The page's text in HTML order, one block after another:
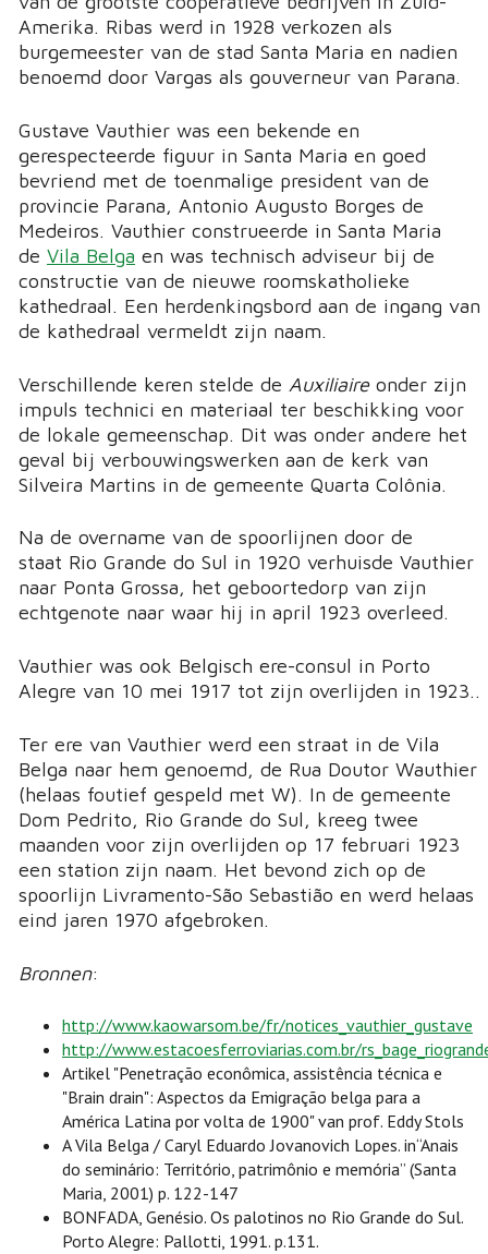
Amerika. Ribas werd in 1928 verkozen als
burgemeester van de stad Santa Maria en nadien
benoemd door Vargas als gouverneur van Parana.
Gustave Vauthier was een bekende en
gerespecteerde figuur in Santa Maria en goed
bevriend met de toenmalige president van de
provincie Parana, Antonio Augusto Borges de
Medeiros. Vauthier construeerde in Santa Maria
de Vila Belga en was technisch adviseur bij de
constructie van de nieuwe roomskatholieke
kathedraal. Een herdenkingsbord aan de ingang van
de kathedraal vermeldt zijn naam.
Verschillende keren stelde de Auxiliaire onder zijn
impuls technici en materiaal ter beschikking voor
de lokale gemeenschap. Dit was onder andere het
geval bij verbouwingswerken aan de kerk van
Silveira Martins in de gemeente Quarta Colônia.
Na de overname van de spoorlijnen door de
staat Rio Grande do Sul in 1920 verhuisde Vauthier
naar Ponta Grossa, het geboortedorp van zijn
echtgenote naar waar hij in april 1923 overleed.
Vauthier was ook Belgisch ere-consul in Porto
Alegre van 10 mei 1917 tot zijn overlijden in 1923..
Ter ere van Vauthier werd een straat in de Vila
Belga naar hem genoemd, de Rua Doutor Wauthier
(helaas foutief gespeld met W). In de gemeente
Dom Pedrito, Rio Grande do Sul, kreeg twee
maanden voor zijn overlijden op 17 februari 1923
een station zijn naam. Het bevond zich op de
spoorlijn Livramento-São Sebastião en werd helaas
eind jaren 1970 afgebroken.
Bronnen:
http://www.kaowarsom.be/fr/notices_vauthier_gustave
http://www.estacoesferroviarias.com.br/
Artikel "Penetração econômica, assistência técnica e
"Brain drain": Aspectos da Emigração belga para a
América Latina por volta de 1900" van prof. Eddy Stols
A Vila Belga / Caryl Eduardo Jovanovich Lopes. in“Anais
do seminário: Território, patrimônio e memória” (Santa
Maria, 2001) p. 122-147
BONFADA, Genésio. Os palotinos no Rio Grande do Sul.
Porto Alegre: Pallotti, 1991. p.131.